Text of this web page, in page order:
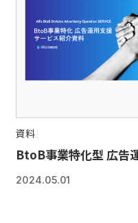
資料
BtoB事業特化型 広告
2024.05.01